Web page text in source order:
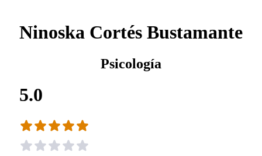
Ninoska Cortés Bustamante
Psicología
5.0